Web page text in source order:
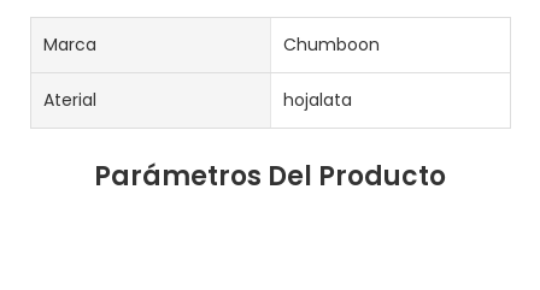
Marca Chumboon
Aterial hojalata
Parámetros Del Producto